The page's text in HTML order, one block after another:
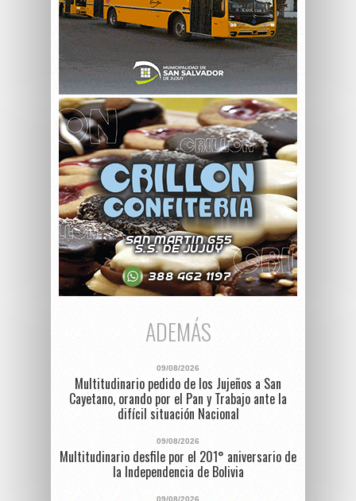
ADEMÁS
09/08/2026
Multitudinario pedido de los Jujeños a San
Cayetano, orando por el Pan y Trabajo ante la
difícil situación Nacional
09/08/2026
Multitudinario desfile por el 201° aniversario de
la Independencia de Bolivia
09/08/2026